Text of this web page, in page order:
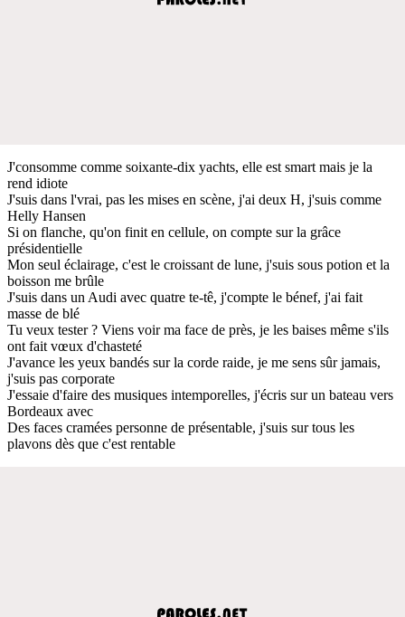
J'consomme comme soixante-dix yachts, elle est smart mais je la
rend idiote
J'suis dans l'vrai, pas les mises en scène, j'ai deux H, j'suis comme
Helly Hansen
Si on flanche, qu'on finit en cellule, on compte sur la grâce
présidentielle
Mon seul éclairage, c'est le croissant de lune, j'suis sous potion et la
boisson me brûle
J'suis dans un Audi avec quatre te-tê, j'compte le bénef, j'ai fait
masse de blé
Tu veux tester ? Viens voir ma face de près, je les baises même s'ils
ont fait vœux d'chasteté
J'avance les yeux bandés sur la corde raide, je me sens sûr jamais,
j'suis pas corporate
J'essaie d'faire des musiques intemporelles, j'écris sur un bateau vers
Bordeaux avec
Des faces cramées personne de présentable, j'suis sur tous les
plavons dès que c'est rentable